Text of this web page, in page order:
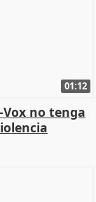
01:12
no tenga